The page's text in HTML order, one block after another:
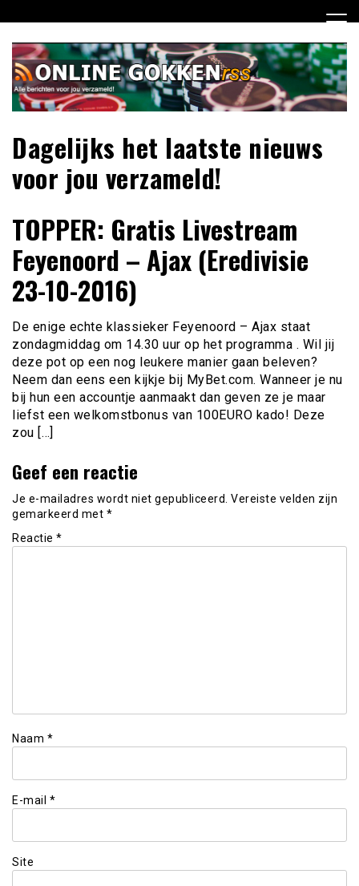
naar
inhoud
Dagelijks het laatste nieuws
voor jou verzameld!
TOPPER: Gratis Livestream
Feyenoord – Ajax (Eredivisie
23-10-2016)
De enige echte klassieker Feyenoord – Ajax staat
zondagmiddag om 14.30 uur op het programma . Wil jij
deze pot op een nog leukere manier gaan beleven?
Neem dan eens een kijkje bij MyBet.com. Wanneer je nu
bij hun een accountje aanmaakt dan geven ze je maar
liefst een welkomstbonus van 100EURO kado! Deze
zou […]
Geef een reactie
Je e-mailadres wordt niet gepubliceerd. Vereiste velden zijn
gemarkeerd met *
Reactie *
Naam *
E-mail *
Site